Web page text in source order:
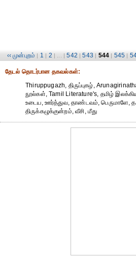
‹‹ முன்புறம் | 1 | 2 | ... | 542 | 543 | 544 | 545 |
தேட‌ல் தொட‌ர்பான தகவ‌ல்க‌ள்:
Thiruppugazh, திருப்புகழ்,
நூல்கள், Tamil Literature's, தமிழ்
உடைய, ஊர்த்துவ, தாண்டவம், பெருமாளே,
திருக்கழுக்குன்றம், வீசி, மீது